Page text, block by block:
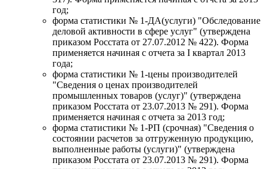
год;
форма статистики № 1-ДА(услуги) "Обследование
деловой активности в сфере услуг" (утверждена
приказом Росстата от 27.07.2012 № 422). Форма
применяется начиная с отчета за I квартал 2013
года;
форма статистики № 1-цены производителей
"Сведения о ценах производителей
промышленных товаров (услуг)" (утверждена
приказом Росстата от 23.07.2013 № 291). Форма
применяется начиная с отчета за 2013 год;
форма статистики № 1-РП (срочная) "Сведения о
состоянии расчетов за отгруженную продукцию,
выполненные работы (услуги)" (утверждена
приказом Росстата от 23.07.2013 № 291). Форма